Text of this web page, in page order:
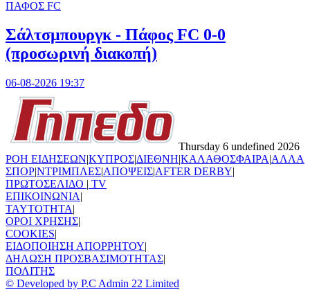
ΠΑΦΟΣ FC
Σάλτσμπουργκ - Πάφος FC 0-0
(προσωρινή διακοπή)
06-08-2026 19:37
Thursday 6 undefined 2026
ΡΟΗ ΕΙΔΗΣΕΩΝ|ΚΥΠΡΟΣ|ΔΙΕΘΝΗ|ΚΑΛΑΘΟΣΦΑΙΡΑ|ΑΛΛΑ
ΣΠΟΡ|ΝΤΡΙΜΠΛΕΣ|ΑΠΟΨΕΙΣ|AFTER DERBY|
ΠΡΩΤΟΣΕΛΙΔΟ | TV
ΕΠΙΚΟΙΝΩΝΙΑ|
TAYTOTHTA|
ΟΡΟΙ ΧΡΗΣΗΣ|
COOKIES|
ΕΙΔΟΠΟΙΗΣΗ ΑΠΟΡΡΗΤΟΥ|
ΔΗΛΩΣΗ ΠΡΟΣΒΑΣΙΜΟΤΗΤΑΣ|
ΠΟΛΙΤΗΣ
© Developed by P.C Admin 22 Limited